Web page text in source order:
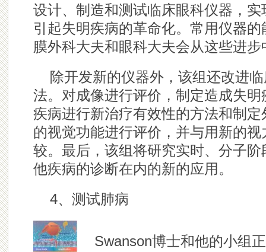
设计、制造和测试临床眼科仪器，
引起失明疾病的革命化。常用仪器
膜外科大夫和眼科大夫会从这些进步
除开发新的仪器外，该组还改进
法。对成像进行评价，制定造成失
疾病进行新治疗有效性的方法和制
的视觉功能进行评价，并与用新的
较。最后，该组将研究实时、分子
他疾病的诊断在内的新的应用。
4、测试肺病
Swanson博士和他的小组